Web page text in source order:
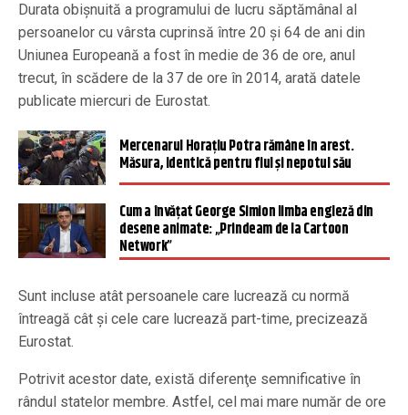
Durata obişnuită a programului de lucru săptămânal al
persoanelor cu vârsta cuprinsă între 20 şi 64 de ani din
Uniunea Europeană a fost în medie de 36 de ore, anul
trecut, în scădere de la 37 de ore în 2014, arată datele
publicate miercuri de Eurostat.
Mercenarul Horaţiu Potra rămâne în arest.
Măsura, identică pentru fiul şi nepotul său
Cum a învățat George Simion limba engleză din
desene animate: „Prindeam de la Cartoon
Network”
Sunt incluse atât persoanele care lucrează cu normă
întreagă cât şi cele care lucrează part-time, precizează
Eurostat.
Potrivit acestor date, există diferenţe semnificative în
rândul statelor membre. Astfel, cel mai mare număr de ore